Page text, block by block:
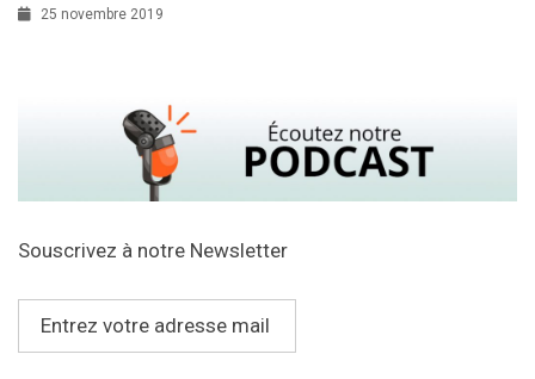
25 novembre 2019
Souscrivez à notre Newsletter